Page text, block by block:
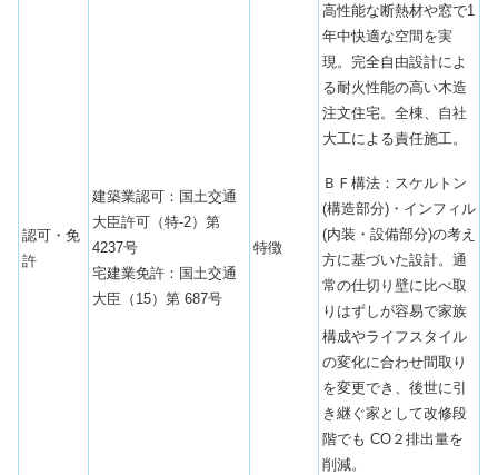
認可・免
許
建築業認可：国土交通
大臣許可（特-2）第
4237号
宅建業免許：国土交通
大臣（15）第 687号
特徴
高性能な断熱材や窓で1
年中快適な空間を実
現。完全自由設計によ
る耐火性能の高い木造
注文住宅。全棟、自社
大工による責任施工。
ＢＦ構法：スケルトン
(構造部分)・インフィル
(内装・設備部分)の考え
方に基づいた設計。通
常の仕切り壁に⽐べ取
りはずしが容易で家族
構成やライフスタイル
の変化に合わせ間取り
を変更でき、後世に引
き継ぐ家として改修段
階でも CO２排出量を
削減。